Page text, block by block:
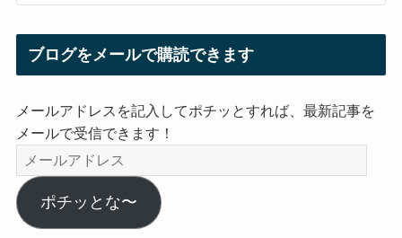
ブログをメールで購読できます
メールアドレスを記入してポチッとすれば、最新記事を
メールで受信できます！
メ
ー
ル
ア
ポチッとな〜